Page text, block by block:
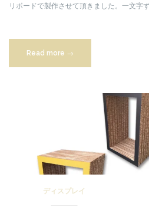
リボードで製作させて頂きました。一文字
Read more “立
体
→
ディスプレイ